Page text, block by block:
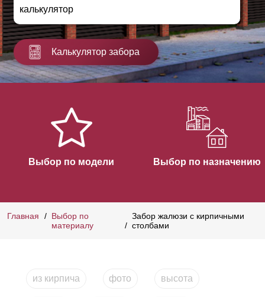
калькулятор
Калькулятор забора
Выбор по модели Выбор по назначению
Главная
Выбор по
материалу
Забор жалюзи с кирпичными
столбами
из кирпича фото высота